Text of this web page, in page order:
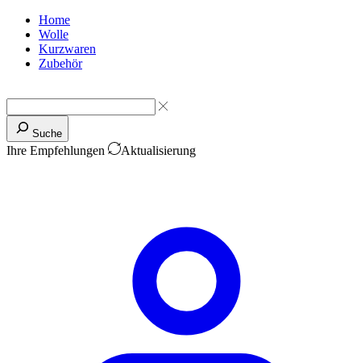
Home
Wolle
Kurzwaren
Zubehör
Suche
Ihre Empfehlungen Aktualisierung